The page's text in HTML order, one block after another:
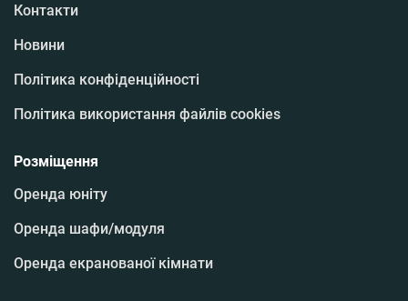
Контакти
Новини
Політика конфіденційності
Політика використання файлів cookies
Розміщення
Оренда юніту
Оренда шафи/модуля
Оренда екранованої кімнати